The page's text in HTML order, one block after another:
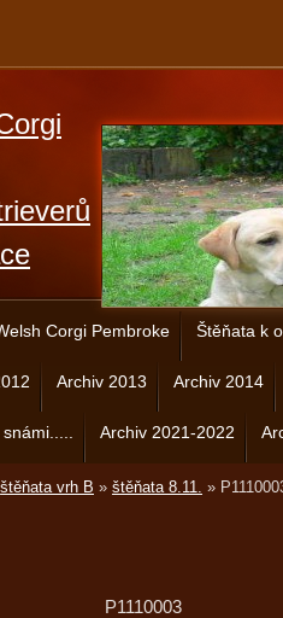
Corgi Pembroke Štěňata k
Archiv 2013 Archiv 2014
Archiv 2021-2022
štěňata vrh B » štěňata 8.11. »
P1110003